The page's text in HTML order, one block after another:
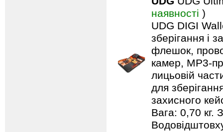
наявності )
UDG DIGI
зберігання і
флешок,
камер, MP3-
лицьовій
для
захисного
Вага: 0,70 кг.